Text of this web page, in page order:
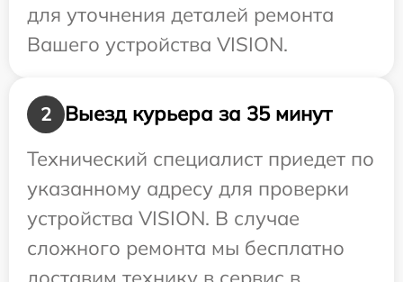
для уточнения деталей ремонта
Вашего устройства VISION.
2
Выезд курьера за 35 минут
Технический специалист приедет по
указанному адресу для проверки
устройства VISION. В случае
сложного ремонта мы бесплатно